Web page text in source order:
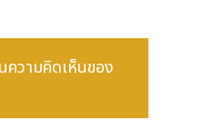
ทางบริการของสาขา ซึ่ง
TensorRT-LLM เข้า
นผลเชิงทดลอง การใช้
ความคิดเห็นของ